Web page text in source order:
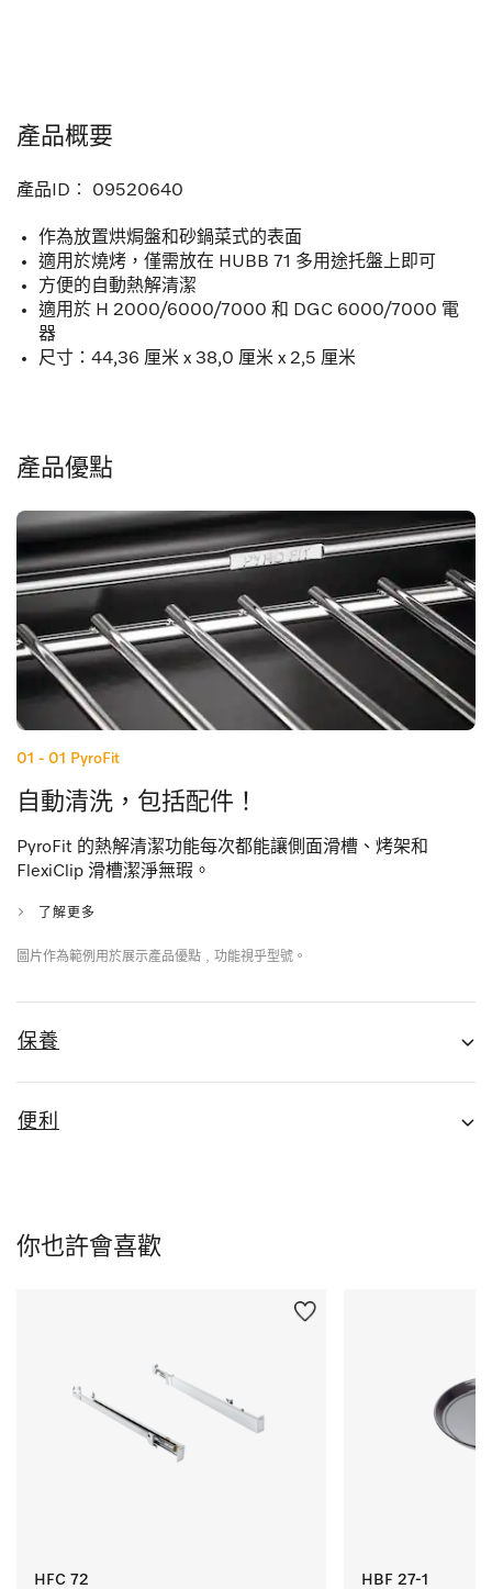
產品概要
產品ID︰ 09520640
作為放置烘焗盤和砂鍋菜式的表面
適用於燒烤，僅需放在 HUBB 71 多用途托盤上即可
方便的自動熱解清潔
適用於 H 2000/6000/7000 和 DGC 6000/7000 電
器
尺寸：44,36 厘米 x 38,0 厘米 x 2,5 厘米
產品優點
01 - 01 PyroFit
自動清洗，包括配件！
PyroFit 的熱解清潔功能每次都能讓側面滑槽、烤架和
FlexiClip 滑槽潔淨無瑕。
了解更多
圖片作為範例用於展示產品優點﹐功能視乎型號。
保養
便利
你也許會喜歡
HFC 72
HBF 27-1